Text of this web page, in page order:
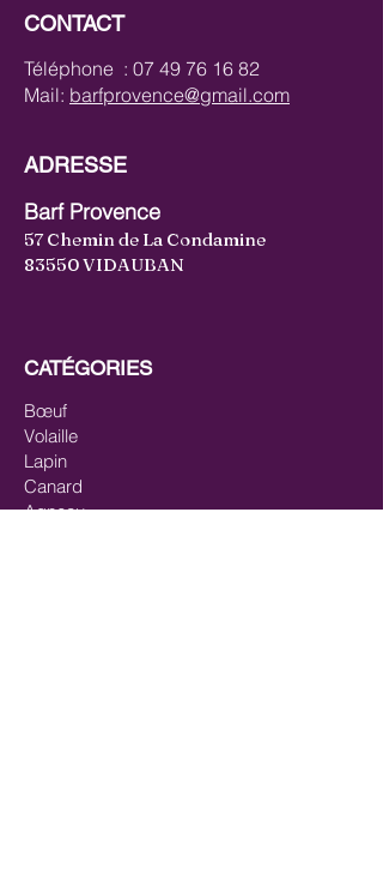
CONTACT
Téléphone : 07 49 76 16 82
Mail: barfprovence@gmail.com
ADRESSE
Barf Provence
57 Chemin de La Condamine
83550 VIDAUBAN
CATÉGORIES
Bœuf
Volaille
Lapin
Canard
Agneau